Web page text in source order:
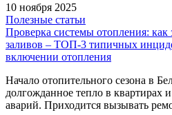
10 ноября 2025
Полезные статьи
Проверка системы отопления: как
заливов – ТОП-3 типичных
включении отопления
Начало отопительного сезона в
долгожданное тепло в квартирах
аварий. Приходится вызывать